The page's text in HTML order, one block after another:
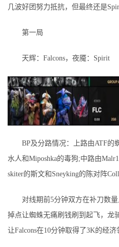
几波好团努力抵抗，但最终还是
第一局
天辉：Falcons，夜魇：Spirit
BP及分路情况：上路由ATF的
水人和Miposhka的毒狗;中路由
skiter的斯文和Sneyking的陈对阵
对线期前5分钟双方在补刀数量
掉点让蜘蛛无痛刷钱刷到起飞，龙
让Falcons在10分钟取得了3K的经济